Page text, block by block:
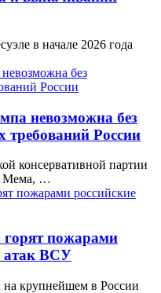
в начале 2026 года
невозможна без
России
консервативной партии
Мема, …
пожарами
атак ВСУ
крупнейшем в России